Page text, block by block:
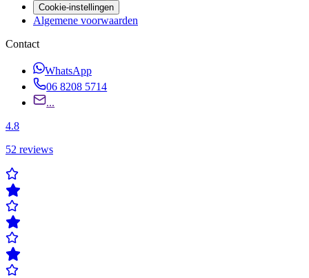
Cookie-instellingen
Algemene voorwaarden
Contact
WhatsApp
06 8208 5714
...
4.8
52 reviews